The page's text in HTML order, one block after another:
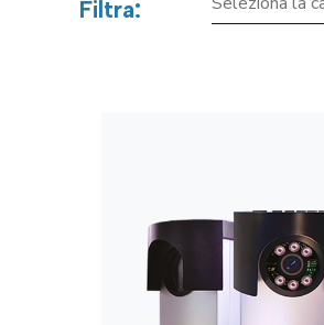
Filtra: